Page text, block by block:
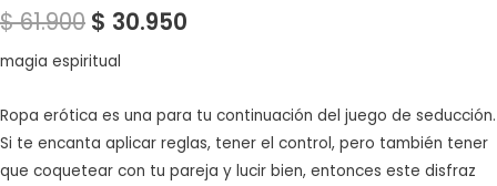
con5.00de
5 en base a
de un cliente
$61.900 $ 30.950
magia espiritual
Ropa erótica es una para tu continuación del juego de seducción.
Si te encanta aplicar reglas, tener el control, pero también tener
que coquetear con tu pareja y lucir bien, entonces este disfraz